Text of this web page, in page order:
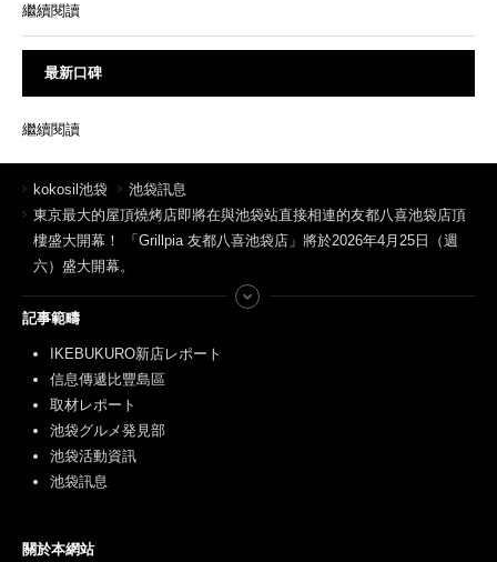
繼續閱讀
最新口碑
繼續閱讀
kokosil池袋
池袋訊息
東京最大的屋頂燒烤店即將在與池袋站直接相連的友都八喜池袋店頂
樓盛大開幕！ 「Grillpia 友都八喜池袋店」將於2026年4月25日（週
六）盛大開幕。
記事範疇
IKEBUKURO新店レポート
信息傳遞比豐島區
取材レポート
池袋グルメ発見部
池袋活動資訊
池袋訊息
關於本網站